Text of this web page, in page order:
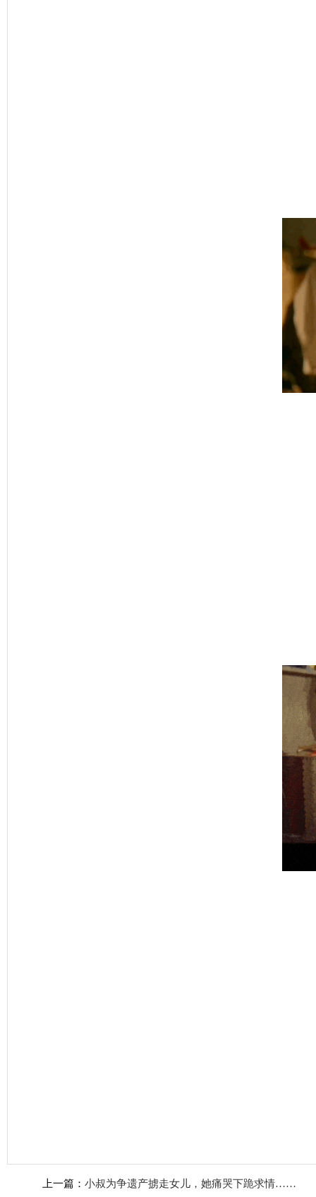
上一篇： 小叔为争遗产掳走女儿，她痛哭下跪求情……